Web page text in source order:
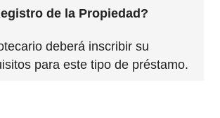
de la Propiedad?
deberá inscribir su
para este tipo de préstamo.